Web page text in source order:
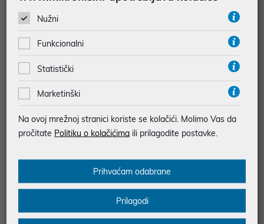
"POPUST" , popusti se međusobno ne zbrajaju
Dodajte u košaricu
najam za pravne osobe od 12 do 36 mj. već od
Vidi detalje Pošalji upit
SIGURNA KUPOVINA
MOGUĆNOST PLAĆANJA NA RATE
Nužni
Funkcionalni
Statistički
Marketinški
Na ovoj mrežnoj stranici koriste se kolačići. Molimo Vas da
pročitate Politiku o kolačićima ili prilagodite postavke.
Prihvaćam odabrane
Prilagodi